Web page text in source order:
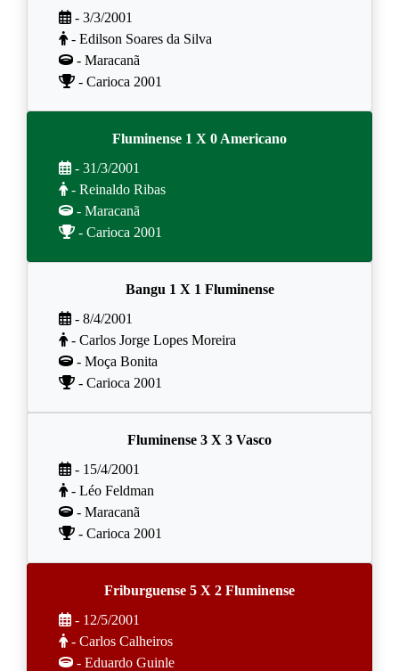
- 3/3/2001
- Edilson Soares da Silva
- Maracanã
- Carioca 2001
Fluminense 1 X 0 Americano
- 31/3/2001
- Reinaldo Ribas
- Maracanã
- Carioca 2001
Bangu 1 X 1 Fluminense
- 8/4/2001
- Carlos Jorge Lopes Moreira
- Moça Bonita
- Carioca 2001
Fluminense 3 X 3 Vasco
- 15/4/2001
- Léo Feldman
- Maracanã
- Carioca 2001
Friburguense 5 X 2 Fluminense
- 12/5/2001
- Carlos Calheiros
- Eduardo Guinle